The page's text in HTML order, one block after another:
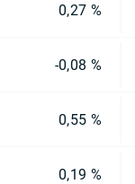
0,27 %
-0,08 %
0,55 %
0,19 %